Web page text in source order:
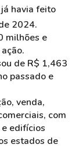
havia feito
2024.
milhões e
de R$ 1,463
passado e
venda,
com
edifícios
estados de